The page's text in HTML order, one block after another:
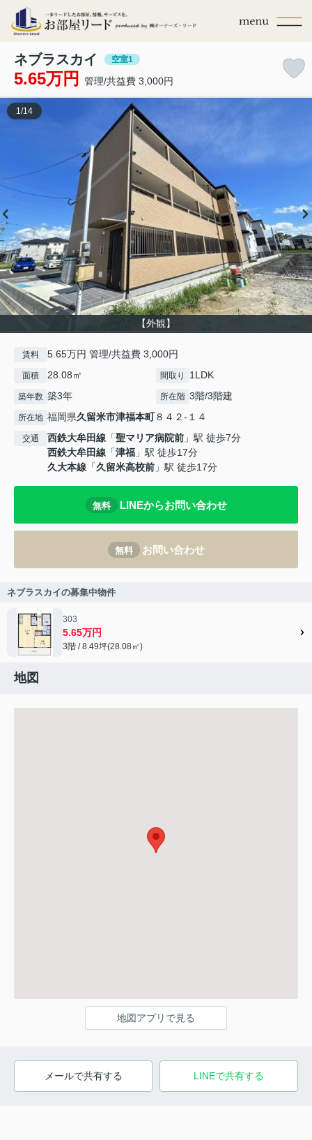
ネブラスカイ 空室1
5.65万円 管理/共益費 3,000円
【外観】
1 /14
賃料 5.65万円 管理/共益費 3,000円
面積 28.08㎡ 間取り 1LDK
築年数 築3年 所在階 3階/3階建
所在地 福岡県久留米市津福本町８４２-１４
交通 西鉄大牟田線 「聖マリア病院前 」駅 徒歩7分
西鉄大牟田線 「津福 」駅 徒歩17分
久大本線 「久留米高校前 」駅 徒歩17分
無料 LINEからお問い合わせ
無料 お問い合わせ
ネブラスカイの募集中物件
303
5.65万円
3階 / 8.49坪(28.08㎡)
地図
地図アプリで見る
メールで共有する LINEで共有する